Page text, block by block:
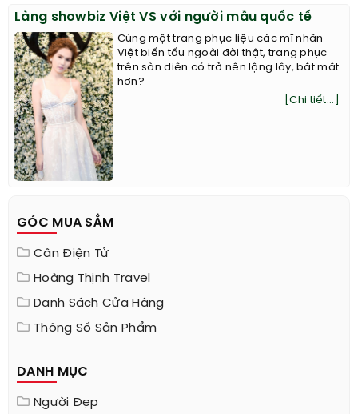
Làng showbiz Việt VS với người mẫu quốc tế
Cùng một trang phục liệu các mĩ nhân
Việt biến tấu ngoài đời thật, trang phục
trên sàn diễn có trở nên lộng lẫy, bắt mắt
hơn?
[Chi tiết...]
GÓC MUA SẮM
Cân Điện Tử
Hoàng Thịnh Travel
Danh Sách Cửa Hàng
Thông Số Sản Phẩm
DANH MỤC
Người Đẹp